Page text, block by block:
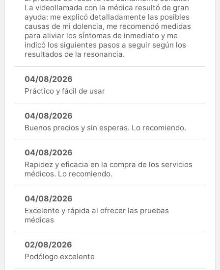
La videollamada con la médica resultó de gran
ayuda: me explicó detalladamente las posibles
causas de mi dolencia, me recomendó medidas
para aliviar los síntomas de inmediato y me
indicó los siguientes pasos a seguir según los
resultados de la resonancia.
04/08/2026
Práctico y fácil de usar
04/08/2026
Buenos precios y sin esperas. Lo recomiendo.
04/08/2026
Rapidez y eficacia en la compra de los servicios
médicos. Lo recomiendo.
04/08/2026
Excelente y rápida al ofrecer las pruebas
médicas
02/08/2026
Podólogo excelente